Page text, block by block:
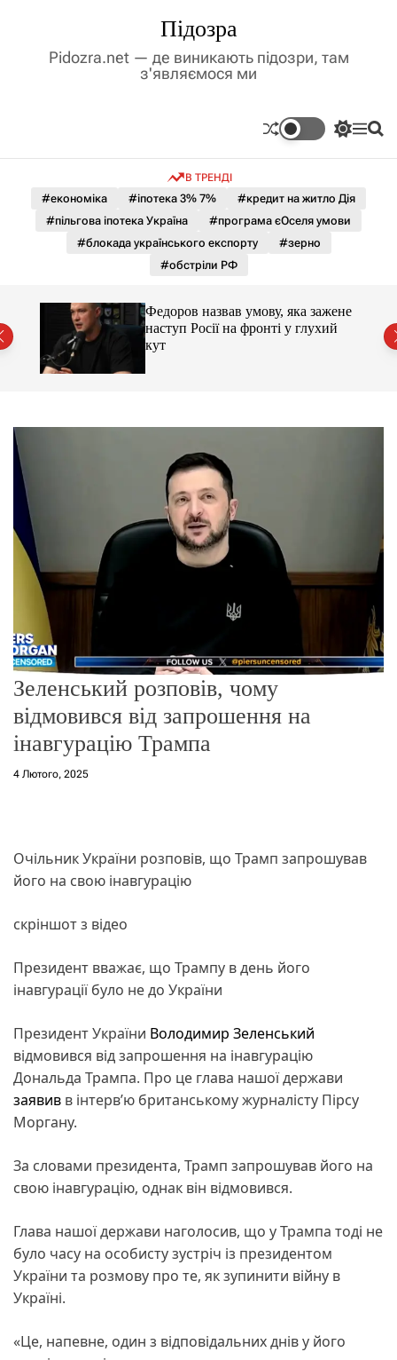
Підозра
Pidozra.net — де виникають підозри, там
з'являємося ми
П
м
к
а
ь
о
М П
В ТРЕНДІ
#економіка #іпотека 3% 7%
#кредит на житло Дія
#пільгова іпотека Україна
#програма єОселя умови
#блокада українського експорту
#зерно
#обстріли РФ
Федоров назвав умову, яка зажене
наступ Росії на фронті у глухий
кут
Зеленський розповів, чому
відмовився від запрошення на
інавгурацію Трампа
4 Лютого, 2025
Очільник України розповів, що Трамп запрошував
його на свою інавгурацію
скріншот з відео
Президент вважає, що Трампу в день його
інавгурації було не до України
Президент України Володимир Зеленський
відмовився від запрошення на інавгурацію
Дональда Трампа. Про це глава нашої держави
заявив в інтервʼю британському журналісту Пірсу
Моргану.
За словами президента, Трамп запрошував його на
свою інавгурацію, однак він відмовився.
Глава нашої держави наголосив, що у Трампа тоді не
було часу на особисту зустріч із президентом
України та розмову про те, як зупинити війну в
Україні.
«Це, напевне, один з відповідальних днів у його